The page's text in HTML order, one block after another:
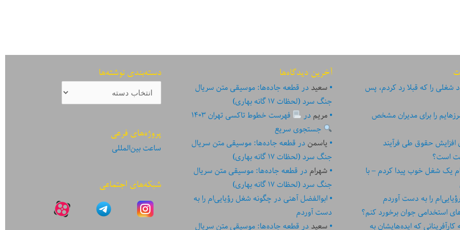
شغلی را که قبلا رد کردم، پس
را برای مدیران مشخص
افزایش حقوق طی فرآیند
است؟
یک شغل خوب پیدا کردم – با
را به دست آوردم
استخدامی جوان برخورد کنم؟
که ایده‏‏‌‏‏‌هایشان به
آخرین دیدگاه‌ها
سعیددرقطعه جاده‌ها: موسیقی متن سریال
جنگ سرد (لحظات ۱۷ گانه بهاری)
مریمدر
فهرست خطوط تاکسی تهران ۱۴۰۳
جستجوی سریع
یاسمندرقطعه جاده‌ها: موسیقی متن سریال
جنگ سرد (لحظات ۱۷ گانه بهاری)
شهرامدرقطعه جاده‌ها: موسیقی متن سریال
جنگ سرد (لحظات ۱۷ گانه بهاری)
ابوالفضل آهنیدرچگونه شغل رؤیایی‌ام را به
دست آوردم
سعیددرقطعه جاده‌ها: موسیقی متن سریال
دسته‌بندی نوشته‌ها
دسته‌بندی
نوشته‌ها
پروژه‌های فرعی
ساعت بین‌المللی
شبکه‌های اجتماعی